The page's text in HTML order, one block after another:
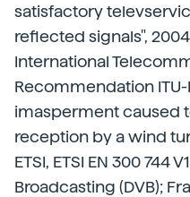
satisfactory
reflected signals",
International
Recommendation ITU-
imasperment caused
reception by a wind
ETSI, ETSI EN 300 744
Broadcasting (DVB);